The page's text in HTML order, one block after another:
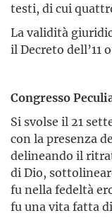
testi, di cui
La validità
il Decreto dell’11
Congresso
Si svolse il 21
con la presenza
delineando il
di Dio,
fu nella fedeltà
fu una vita fatta